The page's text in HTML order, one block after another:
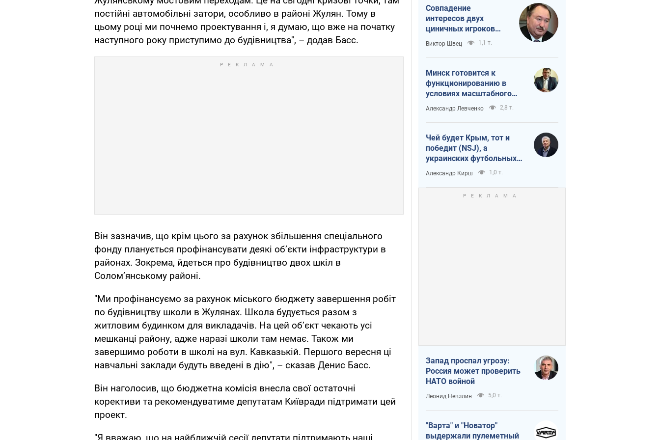
постійні автомобільні затори, особливо в районі Жулян. Тому в
цьому році ми почнемо проектування і, я думаю, що вже на початку
наступного року приступимо до будівництва", – додав Басс.
Він зазначив, що крім цього за рахунок збільшення спеціального
фонду планується профінансувати деякі об’єкти інфраструктури в
районах. Зокрема, йдеться про будівництво двох шкіл в
Солом’янському районі.
"Ми профінансуємо за рахунок міського бюджету завершення робіт
по будівництву школи в Жулянах. Школа будується разом з
житловим будинком для викладачів. На цей об’єкт чекають усі
мешканці району, адже наразі школи там немає. Також ми
завершимо роботи в школі на вул. Кавказькій. Першого вересня ці
навчальні заклади будуть введені в дію", – сказав Денис Басс.
Він наголосив, що бюджетна комісія внесла свої остаточні
корективи та рекомендуватиме депутатам Київради підтримати цей
проект.
Совпадение
интересов двух
циничных игроков
или тайный план
Трампа и Путина?
Виктор Швец 1,1 т.
Минск готовится к
функционированию в
условиях масштабного
военного кризиса
Александр Левченко 2,8 т.
Чей будет Крым, тот и
победит (NSJ), а
украинских футбольных
чиновников могут
назвать убийцами
Александр Кирш 1,0 т.
Запад проспал угрозу:
Россия может проверить
НАТО войной
Леонид Невзлин 5,0 т.
"Варта" и "Новатор"
выдержали пулеметный